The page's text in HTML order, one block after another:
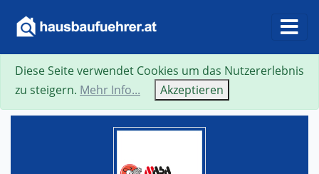
Suche Neue Suche Zurück
Diese Seite verwendet Cookies um das Nutzererlebnis
zu steigern. Mehr Info... Akzeptieren